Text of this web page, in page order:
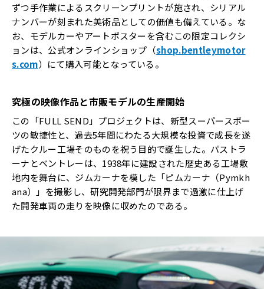
ずつ手作業によるスクリーンプリントが施され、シリアル
ナンバーが刻まれた美術品としての価値も備えている。な
お、モデルカーやアートポスターを含むこの限定コレクシ
ョンは、公式オンラインショップ（shop.bentleymotor
s.com）にて購入可能となっている。
究極の映像作品と市販モデルの生産開始
この「FULL SEND」プロジェクトは、新型スーパースポー
ツの敏捷性と、過去5年間にわたる大規模な投資で成長を遂
げたクルー工場そのものを祝う目的で誕生した。パストラ
ーナとベントレーは、1938年に建設された歴史ある工場敷
地内を舞台に、ジムカーナを模した「ピムカーナ（Pymkh
ana）」を撮影し、研究開発部門が限界まで過激に仕上げ
た開発車両の走りを映像に収めたのである。